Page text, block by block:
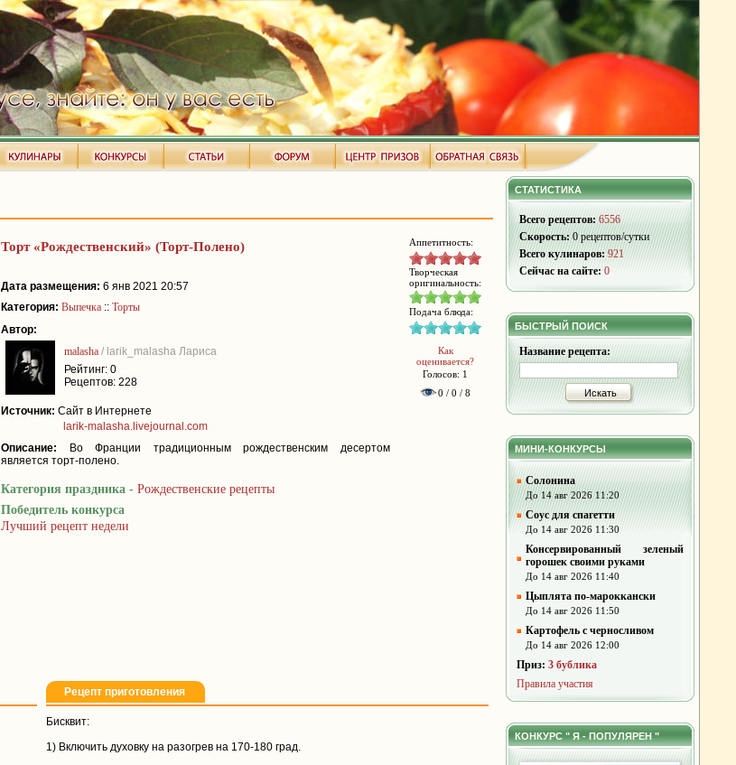
Торт «Рождественский» (Торт-Полено) Аппетитность:
Творческая
оригинальность:
Подача блюда:
Как
оценивается?
Голосов: 1
0 / 0 / 8
Дата размещения: 6 янв 2021 20:57
Категория: Выпечка :: Торты
Автор:
malasha / larik_malasha Лариса
Рейтинг: 0
Рецептов: 228
Источник: Сайт в Интернете
larik-malasha.livejournal.com
Описание: Во Франции традиционным рождественским десертом
является торт-полено.
Категория праздника - Рождественские рецепты
Победитель конкурса
Лучший рецепт недели
Рецепт приготовления
Бисквит:
1) Включить духовку на разогрев на 170-180 град.
СТАТИСТИКА
Всего рецептов: 6556
Скорость:0 рецептов/сутки
Всего кулинаров: 921
Сейчас на сайте: 0
БЫСТРЫЙ ПОИСК
Название рецепта:
Искать
МИНИ-КОНКУРСЫ
Солонина
До 14 авг 2026 11:20
Соус для спагетти
До 14 авг 2026 11:30
Консервированный зеленый
горошек своими руками
До 14 авг 2026 11:40
Цыплята по-мароккански
До 14 авг 2026 11:50
Картофель с черносливом
До 14 авг 2026 12:00
Приз: 3 бублика
Правила участия
КОНКУРС " Я - ПОПУЛЯРЕН "